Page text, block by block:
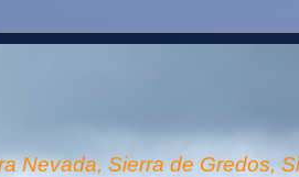
Nevada, Sierra de Gredos,